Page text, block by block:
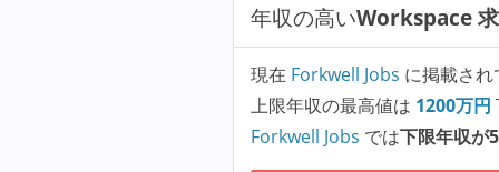
年収の高いWorkspace
現在 Forkwell Jobs に掲載され
上限年収の最高値は 1200万円
Forkwell Jobs では下限年収が